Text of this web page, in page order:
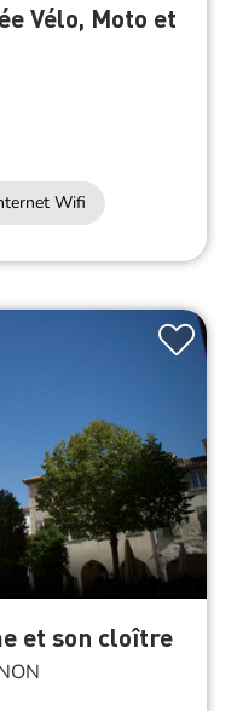
Vélo, Moto et
Wifi
et son cloître